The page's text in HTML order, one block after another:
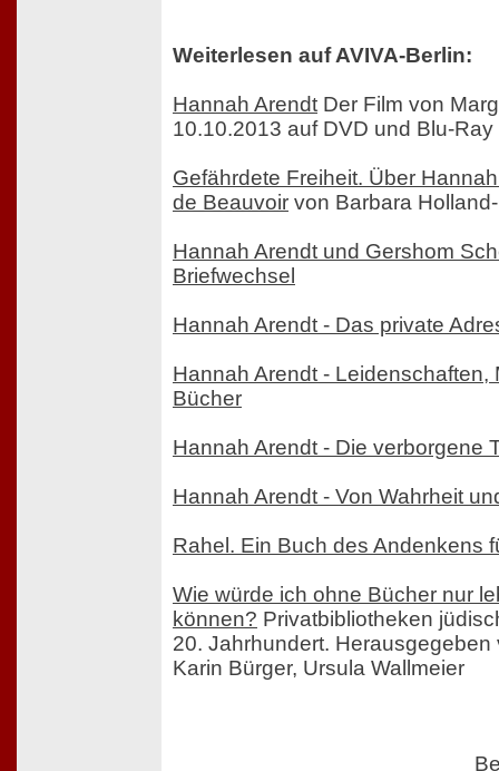
Weiterlesen auf AVIVA-Berlin:
Hannah Arendt Der Film von
10.10.2013 auf DVD und Blu-Ray
Gefährdete Freiheit. Über
de Beauvoir von Barbara
Hannah Arendt und Gershom
Briefwechsel
Hannah Arendt - Das private
Hannah Arendt - Leidenschaften,
Bücher
Hannah Arendt - Die verborgene
Hannah Arendt - Von Wahrheit
Rahel. Ein Buch des Andenkens
Wie würde ich ohne Bücher nur
können? Privatbibliotheken
20. Jahrhundert. Herausgegeben
Karin Bürger, Ursula Wallmeier